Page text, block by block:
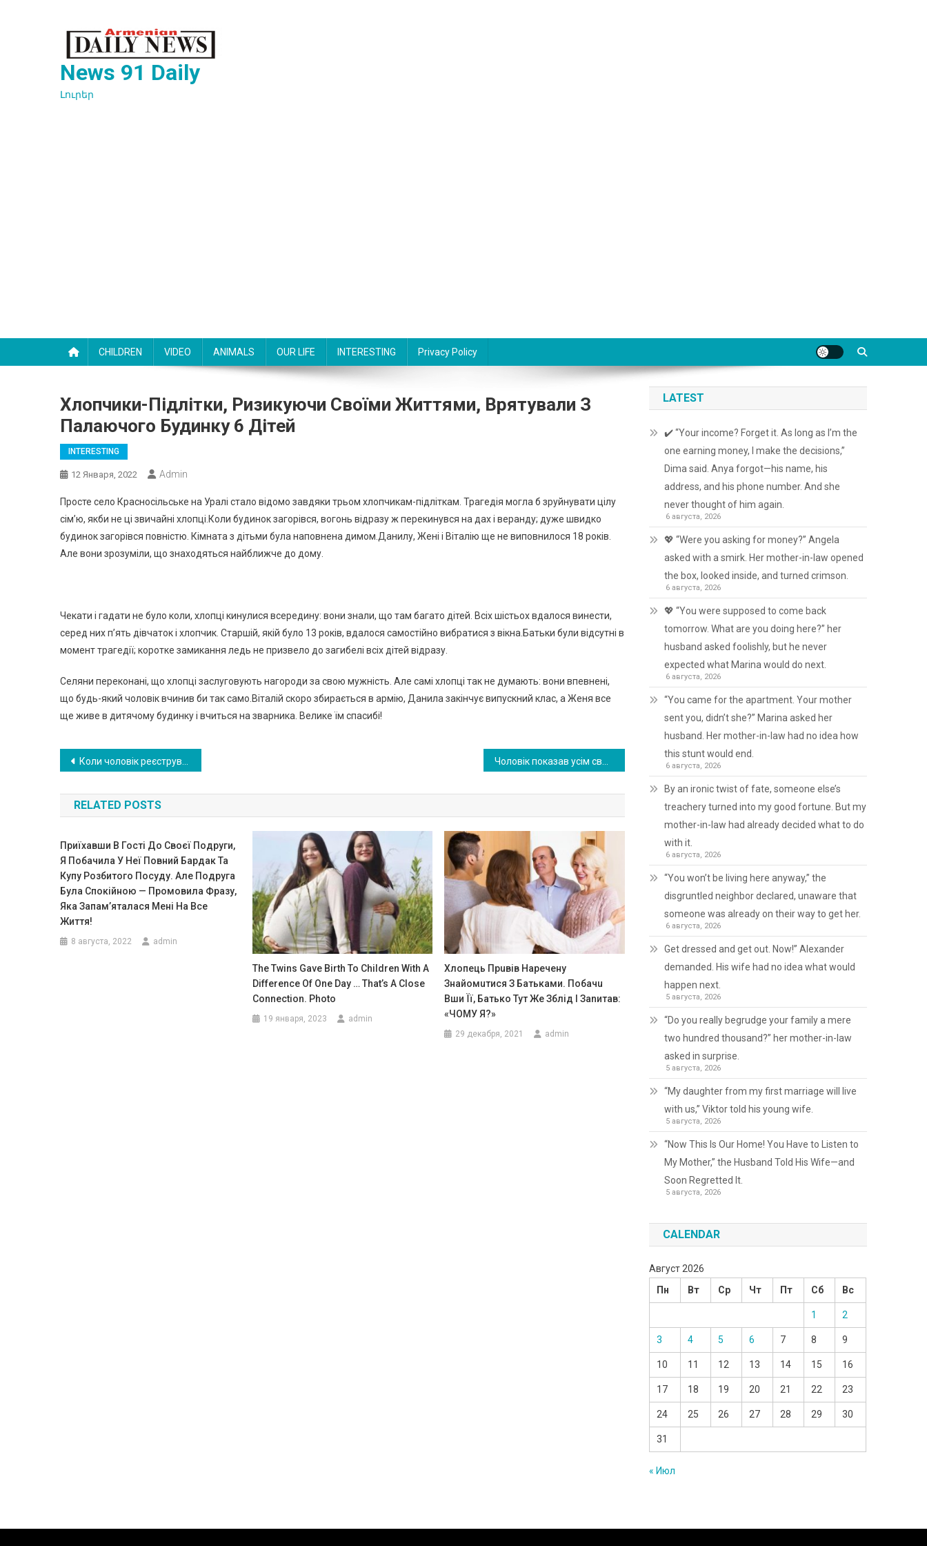
News 91 Daily
Լուրեր
CHILDREN VIDEO ANIMALS OUR LIFE INTERESTING Privacy Policy
Хлопчики-Підлітки, Ризикуючи Своїми Життями, Врятували З
Палаючого Будинку 6 Дітей
INTERESTING
12 Января, 2022 Admin
Просте село Красносільське на Уралі стало відомо завдяки трьом хлопчикам-підліткам. Трагедія могла б зруйнувати цілу
сім’ю, якби не ці звичайні хлопці.Коли будинок загорівся, вогонь відразу ж перекинувся на дах і веранду; дуже швидко
будинок загорівся повністю. Кімната з дітьми була наповнена димом.Данилу, Жені і Віталію ще не виповнилося 18 років.
Але вони зрозуміли, що знаходяться найближче до дому.
Чекати і гадати не було коли, хлопці кинулися всередину: вони знали, що там багато дітей. Всіх шістьох вдалося винести,
серед них п’ять дівчаток і хлопчик. Старшій, якій було 13 років, вдалося самостійно вибратися з вікна.Батьки були відсутні в
момент трагедії; коротке замикання ледь не призвело до загибелі всіх дітей відразу.
Селяни переконані, що хлопці заслуговують нагороди за свою мужність. Але самі хлопці так не думають: вони впевнені,
що будь-який чоловік вчинив би так само.Віталій скоро збирається в армію, Данила закінчує випускний клас, а Женя все
ще живе в дитячому будинку і вчиться на зварника. Велике їм спасибі!
Навигация
по
записям
Коли чоловік реєстрував дочку в РАГСі, він зробив серйозну помилку. Зараз я не можу її навіть по імені назвати …
RELATED POSTS
Приїхавши В Гості До Своєї Подруги,
Я Побачила У Неї Повний Бардак Та
Купу Розбитого Посуду. Але Подруга
Була Спокійною — Промовила Фразу,
Яка Запам’яталася Мені На Все
Життя!
8 августа, 2022 admin
The Twins Gave Birth To Children With A
Difference Of One Day … That’s A Close
Connection. Photo
19 января, 2023 admin
Хлопець Прuвів Наpечену
Знайомuтися З Батьками. Побачu
Вши Її, Батько Тут Же Зблід І Заnитав:
«ЧОМУ Я?»
29 декабря, 2021 admin
LATEST
✔️ “Your income? Forget it. As long as I’m the
one earning money, I make the decisions,”
Dima said. Anya forgot—his name, his
address, and his phone number. And she
never thought of him again.
6 августа, 2026
💖 “Were you asking for money?” Angela
asked with a smirk. Her mother-in-law opened
the box, looked inside, and turned crimson.
6 августа, 2026
💖 “You were supposed to come back
tomorrow. What are you doing here?” her
husband asked foolishly, but he never
expected what Marina would do next.
6 августа, 2026
“You came for the apartment. Your mother
sent you, didn’t she?” Marina asked her
husband. Her mother-in-law had no idea how
this stunt would end.
6 августа, 2026
By an ironic twist of fate, someone else’s
treachery turned into my good fortune. But my
mother-in-law had already decided what to do
with it.
6 августа, 2026
“You won’t be living here anyway,” the
disgruntled neighbor declared, unaware that
someone was already on their way to get her.
6 августа, 2026
Get dressed and get out. Now!” Alexander
demanded. His wife had no idea what would
happen next.
5 августа, 2026
“Do you really begrudge your family a mere
two hundred thousand?” her mother-in-law
asked in surprise.
5 августа, 2026
“My daughter from my first marriage will live
with us,” Viktor told his young wife.
5 августа, 2026
“Now This Is Our Home! You Have to Listen to
My Mother,” the Husband Told His Wife—and
Soon Regretted It.
5 августа, 2026
CALENDAR
Август 2026
Пн
Вт Ср Чт Пт Сб Вс
1 2
3 4 5 6 7 8 9
10 11 12 13 14 15 16
17 18 19 20 21 22 23
24 25 26 27 28 29 30
31
« Июл